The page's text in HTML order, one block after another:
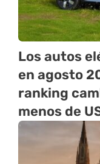
Los autos
en agosto
ranking
menos de